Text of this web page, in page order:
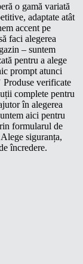
o gamă variată
adaptate atât
accent pe
faci alegerea
– suntem
pentru a alege
prompt atunci
verificate
complete pentru
în alegerea
aici pentru
formularul de
siguranța,
încredere.